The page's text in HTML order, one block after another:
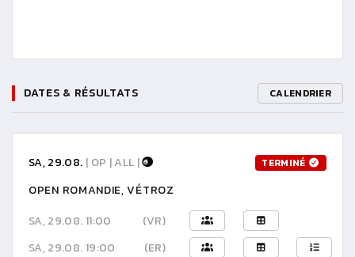
DATES & RÉSULTATS CALENDRIER
SA, 29.08. | OP | ALL | TERMINÉ
OPEN ROMANDIE, VÉTROZ
SA, 29.08. 11:00
(VR)
SA, 29.08. 19:00
(ER)